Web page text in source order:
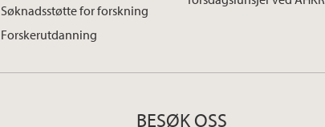
Søknadsstøtte for forskning
Forskerutdanning
BESØK OSS